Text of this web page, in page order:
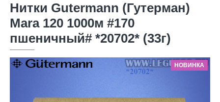
Нитки Gutermann (Гутерман)
Mara 120 1000м #170
пшеничный# *20702* (33г)
НОВИНКА